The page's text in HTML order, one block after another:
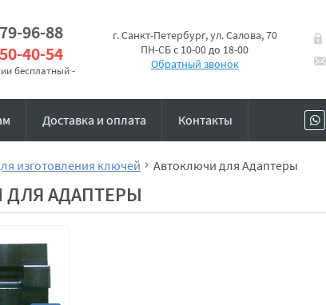
96-88
40-54
бесплатный -
г. Санкт-Петербург, ул. Салова, 70
ПН-СБ с 10-00 до 18-00
Обратный звонок
Доставка и оплата Контакты
изготовления ключей Автоключи для Адаптеры
АДАПТЕРЫ